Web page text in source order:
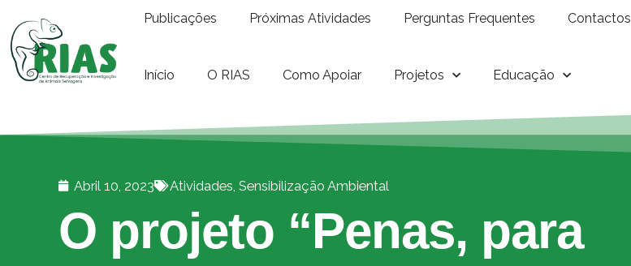
Publicações Próximas Atividades Perguntas Frequentes Contactos
Início O RIAS Como Apoiar Projetos Educação
Abril 10, 2023 Atividades, Sensibilização Ambiental
O projeto “Penas, para